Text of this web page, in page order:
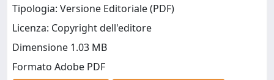
Tipologia: Versione Editoriale (PDF)
Licenza: Copyright dell'editore
Dimensione 1.03 MB
Formato Adobe PDF